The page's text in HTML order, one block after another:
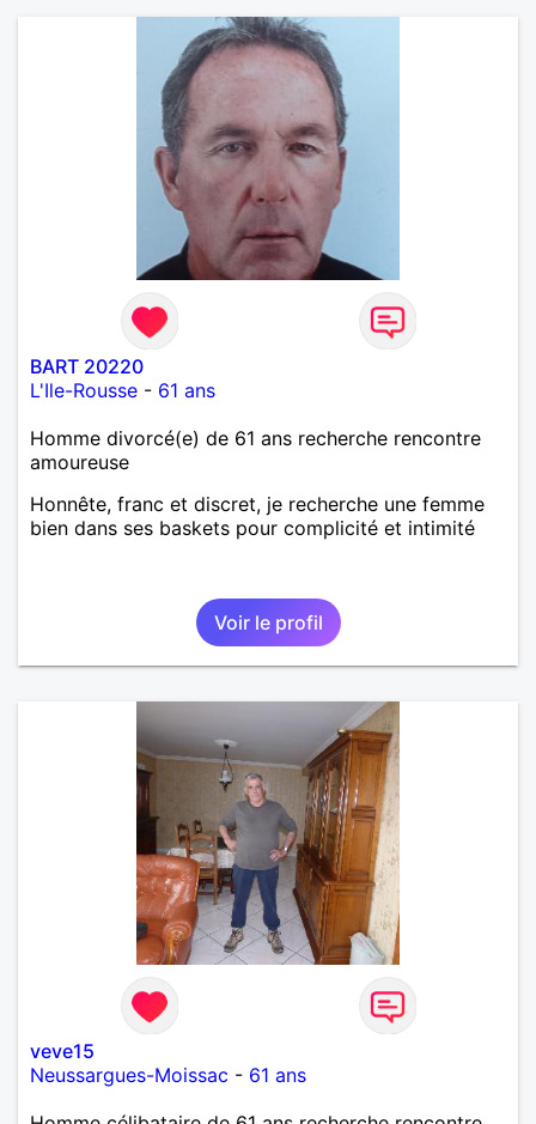
intéresse, n'hésitez pas à me contacter, je vous
répondrai avec joie.
BART 20220
L'Ile-Rousse - 61 ans
Homme divorcé(e) de 61 ans recherche rencontre
amoureuse
Honnête, franc et discret, je recherche une femme
bien dans ses baskets pour complicité et intimité
Voir le profil
veve15
Neussargues-Moissac - 61 ans